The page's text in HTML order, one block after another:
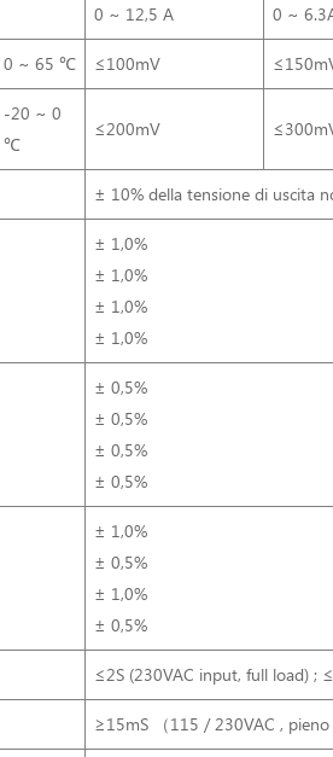
0 ~ 12,5 A 0 ~
0 ~ 65 ℃ ≤100mV
-20 ~ 0
℃
≤200mV
± 10% della tensione di uscita
± 1,0%
± 1,0%
± 1,0%
± 1,0%
± 0,5%
± 0,5%
± 0,5%
± 0,5%
± 1,0%
± 0,5%
± 1,0%
± 0,5%
≤2S (230VAC input, full load) ;
≥15mS （115 / 230VAC , pieno